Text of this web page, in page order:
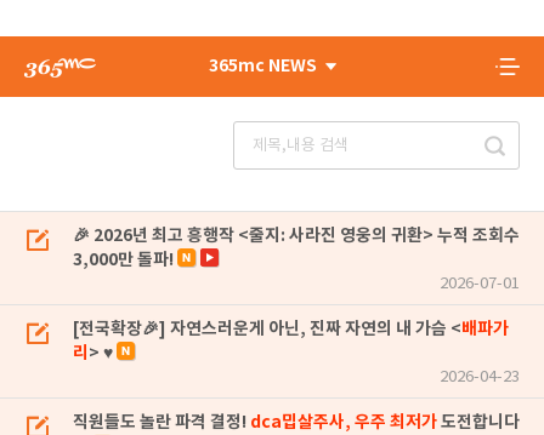
365mc NEWS
🎉 2026년 최고 흥행작 <줄지: 사라진 영웅의 귀환> 누적 조회수
3,000만 돌파!
2026-07-01
[전국확장🎉] 자연스러운게 아닌, 진짜 자연의 내 가슴 <배파가
리 > ♥
2026-04-23
직원들도 놀란 파격 결정! dca밉살주사, 우주 최저가도전합니다